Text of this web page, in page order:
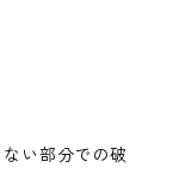
い部分での破